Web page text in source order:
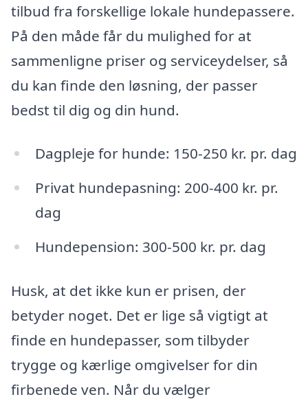
tilbud fra forskellige lokale hundepassere.
På den måde får du mulighed for at
sammenligne priser og serviceydelser, så
du kan finde den løsning, der passer
bedst til dig og din hund.
Dagpleje for hunde: 150-250 kr. pr. dag
Privat hundepasning: 200-400 kr. pr.
dag
Hundepension: 300-500 kr. pr. dag
Husk, at det ikke kun er prisen, der
betyder noget. Det er lige så vigtigt at
finde en hundepasser, som tilbyder
trygge og kærlige omgivelser for din
firbenede ven. Når du vælger